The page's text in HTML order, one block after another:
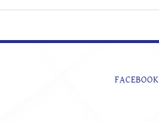
FACEBOOK